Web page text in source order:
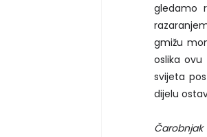
gledamo
gmižu
oslika
svijeta
dijelu